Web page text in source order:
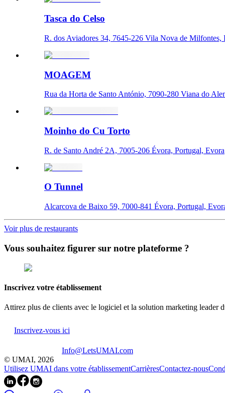
Tasca do Celso
R. dos Aviadores 34, 7645-226 Vila Nova de Milfontes,
MOAGEM
Rua da Horta de Santo António, 7090-280 Viana do
Moinho do Cu Torto
R. de Santo André 2A, 7005-206 Évora, Portugal, Evora
O Tunnel
Alcarcova de Baixo 59, 7000-841 Évora, Portugal,
Voir plus de restaurants
Vous souhaitez figurer sur notre plateforme ?
Inscrivez votre établissement
Attirez plus de clients avec le logiciel et la solution marketing leader
Inscrivez-vous ici
Info@LetsUMAI.com
© UMAI, 2026
Utilisez UMAI dans votre établissementCarrièresContactez-nous